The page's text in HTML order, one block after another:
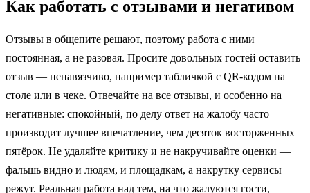
Как работать с отзывами и негативом
Отзывы в общепите решают, поэтому работа с ними
постоянная, а не разовая. Просите довольных гостей оставить
отзыв — ненавязчиво, например табличкой с QR-кодом на
столе или в чеке. Отвечайте на все отзывы, и особенно на
негативные: спокойный, по делу ответ на жалобу часто
производит лучшее впечатление, чем десяток восторженных
пятёрок. Не удаляйте критику и не накручивайте оценки —
фальшь видно и людям, и площадкам, а накрутку сервисы
режут. Реальная работа над тем, на что жалуются гости,